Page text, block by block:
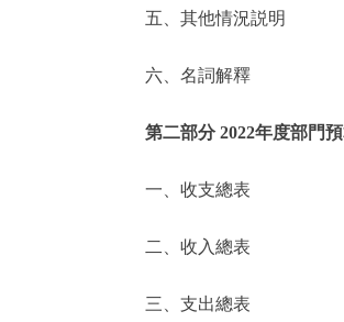
便民服務
仲介服務
政民互動
12345網上接訴
參與調查
走進北京
五、其他情況説明
六、名詞解釋
第二部分 2022年度部門
一、收支總表
二、收入總表
三、支出總表